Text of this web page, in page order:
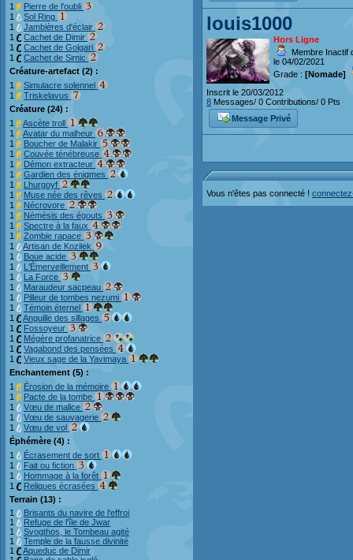
1
Pierre de l'oubli
1
Sol Ring
1
Jambières d'éclair
1
Cachet de Dimir
1
Cachet de Golgari
1
Cachet de Simic
Créature-artefact (2) :
1
Simulacre solennel
1
Triskelavus
Créature (24) :
1
Ascète troll
1
Avatar du malheur
1
Boucher de Malakir
1
Couvée ténébreuse
1
Démon extracteur
1
Gardien des énigmes
1
Lhurgoyf
1
Muse née des rêves
1
Nécrovore
1
Némésis des égouts
1
Spectre à la faux
1
Zombie rapace
1
Artisan de Kozilek
1
Boue acide
1
L'Émerveillement
1
La Force
1
Maraudeur sacpeau
1
Pilleur de tombes nezumi
1
Témoin éternel
1
Anguille des sillages
1
Fossoyeur
1
Mégère profanatrice
1
Vagabond des pensées
1
Vieux sage de la Yavimaya
Enchantement (5) :
1
Érosion de la mémoire
1
Pacte de la tombe
1
Vœu de malice
1
Vœu de sauvagerie
1
Vœu de vol
Éphémère (4) :
1
Écrasement de sort
1
Fait ou fiction
1
Hommage à la forêt
1
Reliques écrasées
Terrain (13) :
1
Brisants du navire de l'effroi
1
Refuge de l'île de Jwar
1
Svogthos, le Tombeau agité
1
Temple de la fausse divinité
1
Aqueduc de Dimir
louis1000
Hors Ligne
Membre Inactif
le 04/02/2021
Grade : [Nomade]
Inscrit le 20/03/2012
8 Messages/ 0 Contributions/ 0 Pts
Message Privé
Vous n'êtes pas connecté !